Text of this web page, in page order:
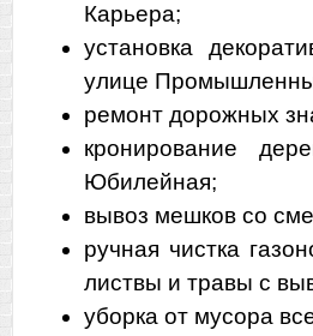
Карьера;
установка
улице
ремонт дорожных
кронирование
Юбилейная;
вывоз мешков со
ручная чистка
листвы и травы с
уборка от мусора